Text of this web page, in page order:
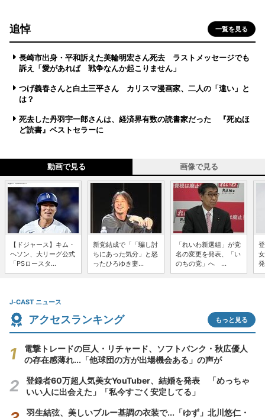
追悼 一覧を見る
長崎市出身・平和訴えた美輪明宏さん死去 ラストメッセージでも
訴え「愛があれば 戦争なんか起こりません」
つげ義春さんと白土三平さん カリスマ漫画家、二人の「違い」と
は？
死去した丹羽宇一郎さんは、経済界有数の読書家だった 『死ぬほ
ど読書』ベストセラーに
動画で見る 画像で見る
【ドジャース】キム・
ヘソン、大リーグ公式
「PSロースタ...
新党結成で「「騙し討
ちにあった気分」と怒
ったひろゆき妻...
「れいわ新選組」が党
名の変更を発表、「い
のちの党」へ ...
J-CAST ニュース
アクセスランキング もっと見る
電撃トレードの巨人・リチャード、ソフトバンク・秋広優人
の存在感薄れ...「他球団の方が出場機会ある」の声が
登録者60万超人気美女YouTuber、結婚を発表 「めっちゃ
いい人に出会えた」「私今すごく安定してる」
羽生結弦、美しいブルー基調の衣装で...「ゆず」北川悠仁・